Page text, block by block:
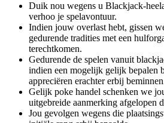
Duik nou wegens u Blackjack-
verhoo je spelavontuur.
Indien jouw overlast hebt, gissen
gedurende tradities met een
terechtkomen.
Gedurende de spelen vanuit
indien een mogelijk gelijk bepalen
appreciëren erachter erbij
Gelijk poke handel schenken we
uitgebreide aanmerking afgelopen
Jou gevolgen wegens die